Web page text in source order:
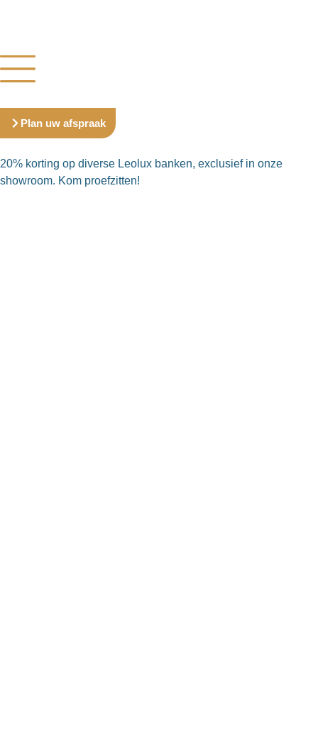
Plan uw afspraak
20% korting op diverse Leolux banken, exclusief in onze
showroom. Kom proefzitten!